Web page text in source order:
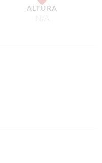
ALTURA
N/A